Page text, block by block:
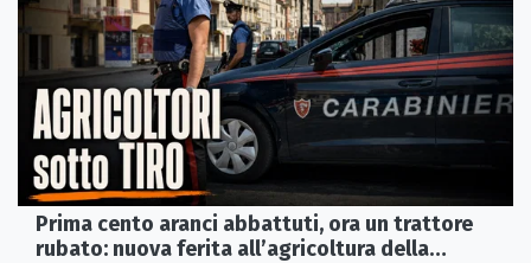
Prima cento aranci abbattuti, ora un trattore
rubato: nuova ferita all’agricoltura della